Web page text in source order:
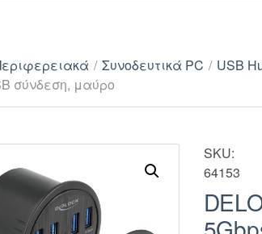
/ Συνοδευτικά PC / USB
σύνδεση, μαύρο
SKU:
64153